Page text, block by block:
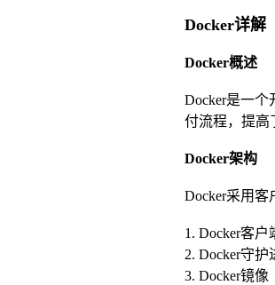
Docker详解
Docker概述
Docker是一
付流程，提高
Docker架构
Docker采用客
1. Docker客
2. Docker守护
3. Docker镜像